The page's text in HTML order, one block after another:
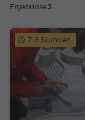
Ergebnisse:3
7-8 Stunden